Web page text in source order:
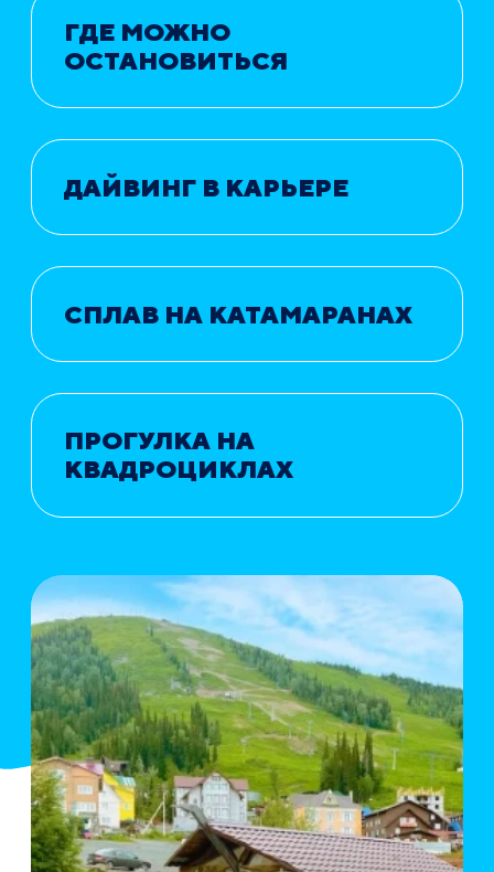
ГДЕ МОЖНО
ОСТАНОВИТЬСЯ
ДАЙВИНГ В КАРЬЕРЕ
СПЛАВ НА КАТАМАРАНАХ
ПРОГУЛКА НА
КВАДРОЦИКЛАХ